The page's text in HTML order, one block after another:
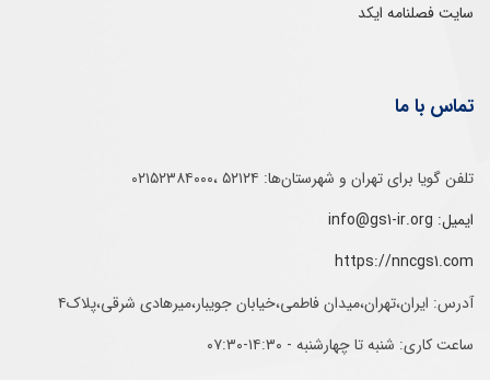
سایت فصلنامه ایکد
تماس با ما
تلفن‌ گویا برای‌ تهران‌‌ و‌ شهرستان‌ها:‌ ۵۲۱۲۴ ،۰۲۱۵۲۳۸۴۰۰۰
ایمیل: info@gs1-ir.org
https://nncgs1.com
آدرس: ایران،تهران،میدان فاطمی،خیابان جویبار،میرهادی شرقی،پلاک۴
ساعت کاری: شنبه تا چهارشنبه - ۱۴:۳۰-۰۷:۳۰